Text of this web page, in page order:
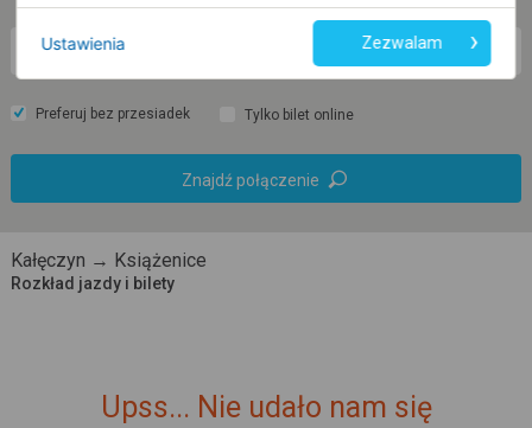
so. 8 sie.
Preferuj bez przesiadek Tylko bilet online
Znajdź połączenie
Kałęczyn → Książenice
Rozkład jazdy i bilety
Upss... Nie udało nam się
Ustawienia Zezwalam